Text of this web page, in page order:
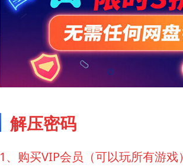
解压密码
1、购买VIP会员（可以玩所有游